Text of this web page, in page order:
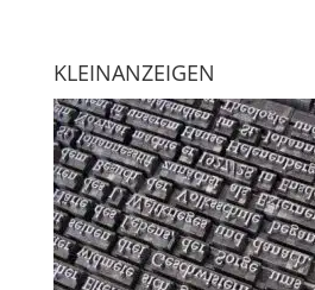
KLEINANZEIGEN